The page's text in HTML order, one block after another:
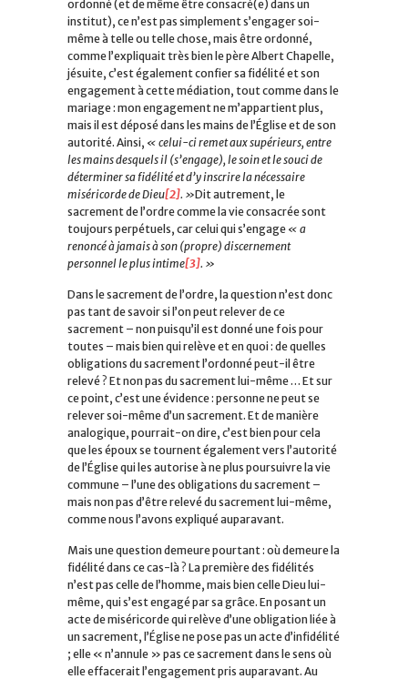
ordonné (et de même être consacré(e) dans un
institut), ce n’est pas simplement s’engager soi-
même à telle ou telle chose, mais être ordonné,
comme l’expliquait très bien le père Albert Chapelle,
jésuite, c’est également confier sa fidélité et son
engagement à cette médiation, tout comme dans le
mariage : mon engagement ne m’appartient plus,
mais il est déposé dans les mains de l’Église et de son
autorité. Ainsi, « celui-ci remet aux supérieurs, entre
les mains desquels il (s’engage), le soin et le souci de
déterminer sa fidélité et d’y inscrire la nécessaire
miséricorde de Dieu[2]. »Dit autrement, le
sacrement de l’ordre comme la vie consacrée sont
toujours perpétuels, car celui qui s’engage « a
renoncé à jamais à son (propre) discernement
personnel le plus intime[3]. »
Dans le sacrement de l’ordre, la question n’est donc
pas tant de savoir si l’on peut relever de ce
sacrement – non puisqu’il est donné une fois pour
toutes – mais bien qui relève et en quoi : de quelles
obligations du sacrement l’ordonné peut-il être
relevé ? Et non pas du sacrement lui-même … Et sur
ce point, c’est une évidence : personne ne peut se
relever soi-même d’un sacrement. Et de manière
analogique, pourrait-on dire, c’est bien pour cela
que les époux se tournent également vers l’autorité
de l’Église qui les autorise à ne plus poursuivre la vie
commune – l’une des obligations du sacrement –
mais non pas d’être relevé du sacrement lui-même,
comme nous l’avons expliqué auparavant.
Mais une question demeure pourtant : où demeure la
fidélité dans ce cas-là ? La première des fidélités
n’est pas celle de l’homme, mais bien celle Dieu lui-
même, qui s’est engagé par sa grâce. En posant un
acte de miséricorde qui relève d’une obligation liée à
un sacrement, l’Église ne pose pas un acte d’infidélité
; elle « n’annule » pas ce sacrement dans le sens où
elle effacerait l’engagement pris auparavant. Au